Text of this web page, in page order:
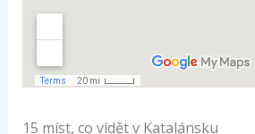
15 míst, co vidět v Katalánsku